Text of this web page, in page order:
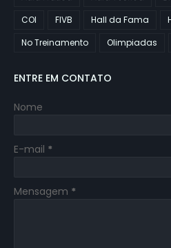
COI
FIVB Hall da Fama
No Treinamento
Olimpiadas
ENTRE EM CONTATO
Nome
E-mail *
Mensagem *